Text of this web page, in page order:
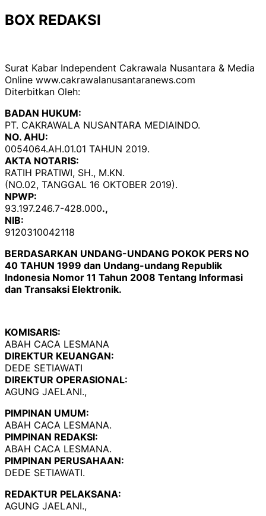
BOX REDAKSI
Surat Kabar Independent Cakrawala Nusantara & Media
Online www.cakrawalanusantaranews.com
Diterbitkan Oleh:
BADAN HUKUM:
PT. CAKRAWALA NUSANTARA MEDIAINDO.
NO. AHU:
0054064.AH.01.01 TAHUN 2019.
AKTA NOTARIS:
RATIH PRATIWI, SH., M.KN.
(NO.02, TANGGAL 16 OKTOBER 2019).
NPWP:
93.197.246.7-428.000.,
NIB:
9120310042118
BERDASARKAN UNDANG-UNDANG POKOK PERS NO
40 TAHUN 1999 dan Undang-undang Republik
Indonesia Nomor 11 Tahun 2008 Tentang Informasi
dan Transaksi Elektronik.
KOMISARIS:
ABAH CACA LESMANA
DIREKTUR KEUANGAN:
DEDE SETIAWATI
DIREKTUR OPERASIONAL:
AGUNG JAELANI.,
PIMPINAN UMUM:
ABAH CACA LESMANA.
PIMPINAN REDAKSI:
ABAH CACA LESMANA.
PIMPINAN PERUSAHAAN:
DEDE SETIAWATI.
REDAKTUR PELAKSANA:
AGUNG JAELANI.,